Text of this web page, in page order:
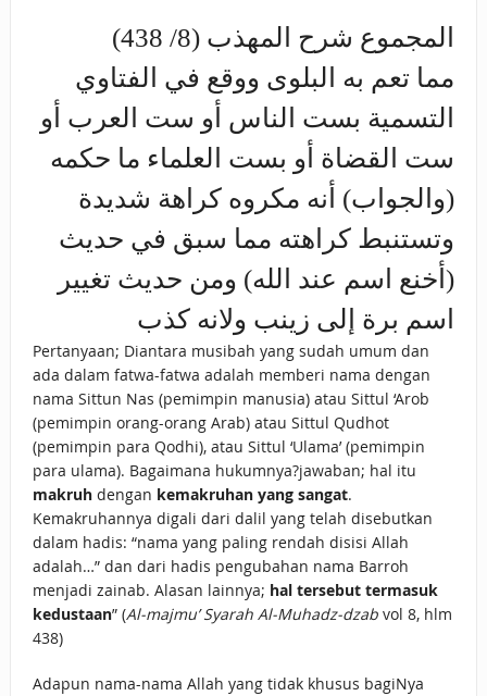
المجموع شرح المهذب (8/ 438)
مما تعم به البلوى ووقع في الفتاوي
التسمية بست الناس أو ست العرب أو
ست القضاة أو بست العلماء ما حكمه
(والجواب) أنه مكروه كراهة شديدة
وتستنبط كراهته مما سبق في حديث
(أخنع اسم عند الله) ومن حديث تغيير
اسم برة إلى زينب ولانه كذب
Pertanyaan; Diantara musibah yang sudah umum dan
ada dalam fatwa-fatwa adalah memberi nama dengan
nama Sittun Nas (pemimpin manusia) atau Sittul ‘Arob
(pemimpin orang-orang Arab) atau Sittul Qudhot
(pemimpin para Qodhi), atau Sittul ‘Ulama’ (pemimpin
para ulama). Bagaimana hukumnya?jawaban; hal itu
makruh dengan kemakruhan yang sangat.
Kemakruhannya digali dari dalil yang telah disebutkan
dalam hadis: “nama yang paling rendah disisi Allah
adalah…” dan dari hadis pengubahan nama Barroh
menjadi zainab. Alasan lainnya; hal tersebut termasuk
kedustaan” (Al-majmu’ Syarah Al-Muhadz-dzabvol 8, hlm
438)
Adapun nama-nama Allah yang tidak khusus bagiNya